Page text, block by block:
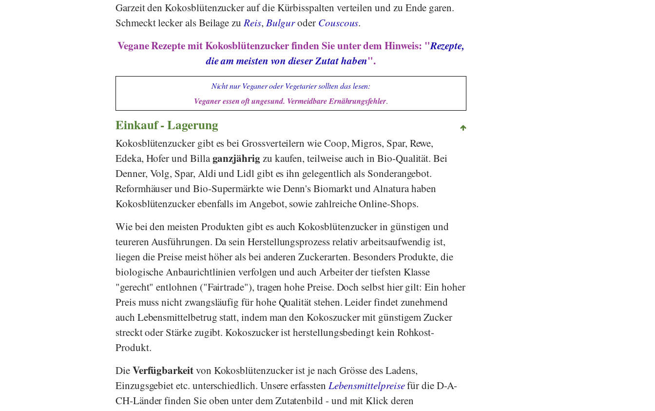
Garzeit den Kokosblütenzucker auf die Kürbisspalten verteilen und zu Ende garen.
Schmeckt lecker als Beilage zuReis, Bulguroder Couscous.
Vegane Rezepte mit Kokosblütenzucker finden Sie unter dem Hinweis: "Rezepte,
die am meisten von dieser Zutat haben".
Nicht nur Veganer oder Vegetarier sollten das lesen:
Veganer essen oft ungesund. Vermeidbare Ernährungsfehler.
Einkauf - Lagerung
Kokosblütenzucker gibt es bei Grossverteilern wieCoop,Migros, Spar, Rewe,
Edeka, Hoferund Billaganzjährig zu kaufen, teilweise auch in Bio-Qualität. Bei
Denner, Volg, Spar, Aldi undLidl gibt es ihn gelegentlich als Sonderangebot.
Reformhäuser und Bio-Supermärkte wieDenn's Biomarktund Alnaturahaben
Kokosblütenzucker ebenfalls im Angebot, sowie zahlreiche Online-Shops.
Wie bei den meisten Produkten gibt es auch Kokosblütenzucker in günstigen und
teureren Ausführungen. Da sein Herstellungsprozess relativ arbeitsaufwendig ist,
liegen die Preise meist höher als bei anderen Zuckerarten. Besonders Produkte, die
biologische Anbaurichtlinien verfolgen und auch Arbeiter der tiefsten Klasse
"gerecht" entlohnen ("Fairtrade"), tragen hohe Preise. Doch selbst hier gilt: Ein hoher
Preis muss nicht zwangsläufig für hohe Qualität stehen. Leider findet zunehmend
auch Lebensmittelbetrug statt, indem man den Kokoszucker mit günstigem Zucker
streckt oder Stärke zugibt. Kokoszucker ist herstellungsbedingt kein Rohkost-
Produkt.
DieVerfügbarkeitvon Kokosblütenzucker ist je nach Grösse des Ladens,
Einzugsgebiet etc. unterschiedlich. Unsere erfassten Lebensmittelpreisefür die D-A-
CH-Länder finden Sie oben unter dem Zutatenbild - und mit Klick deren